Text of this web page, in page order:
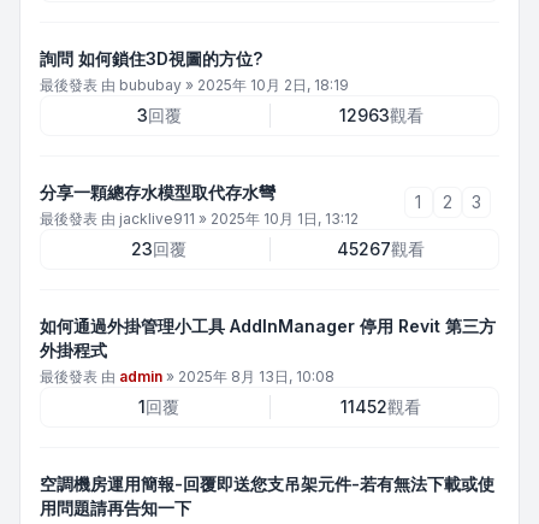
詢問 如何鎖住3D視圖的方位?
最後發表 由 bububay » 2025年 10月 2日, 18:19
3回覆 12963觀看
分享一顆總存水模型取代存水彎
最後發表 由 jacklive911 » 2025年 10月 1日, 13:12
1 2 3
23回覆 45267觀看
如何通過外掛管理小工具 AddInManager 停用 Revit 第三方
外掛程式
最後發表 由 admin » 2025年 8月 13日, 10:08
1回覆 11452觀看
空調機房運用簡報-回覆即送您支吊架元件-若有無法下載或使
用問題請再告知一下